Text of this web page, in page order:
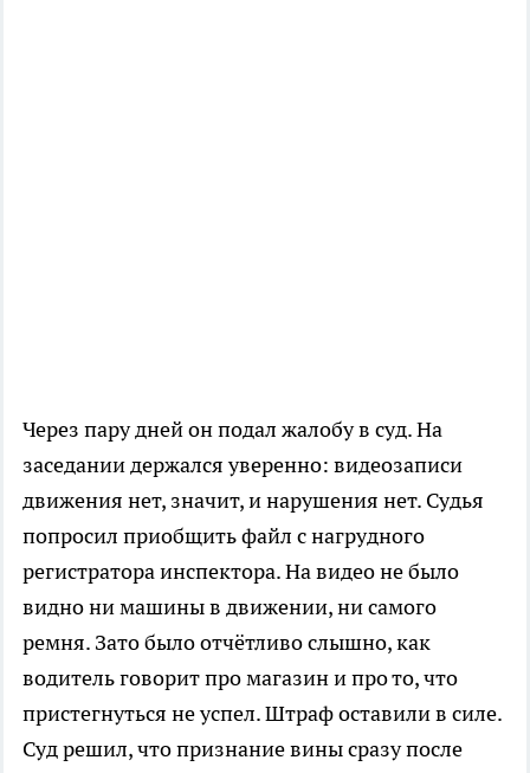
Через пару дней он подал жалобу в суд. На
заседании держался уверенно: видеозаписи
движения нет, значит, и нарушения нет. Судья
попросил приобщить файл с нагрудного
регистратора инспектора. На видео не было
видно ни машины в движении, ни самого
ремня. Зато было отчётливо слышно, как
водитель говорит про магазин и про то, что
пристегнуться не успел. Штраф оставили в силе.
Суд решил, что признание вины сразу после